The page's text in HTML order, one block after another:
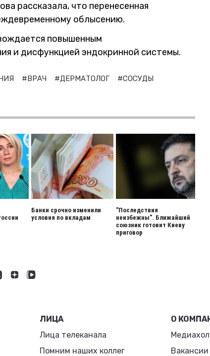
рассказала, что перенесенная
облысению.
повышенным
и дисфункцией эндокринной системы.
#ВРАЧ #ДЕРМАТОЛОГ #СОСУДЫ
Банки срочно изменили
условия по вкладам
"Последствия
неизбежны". Ближайший
союзник готовит Киеву
приговор
ЛИЦА
Лица телеканала
Помним наших коллег
О
Вакансии